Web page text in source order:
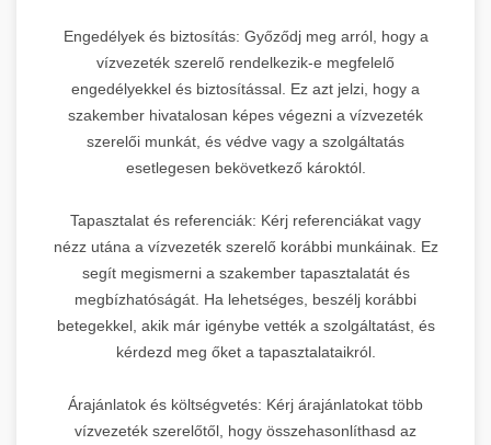
Engedélyek és biztosítás: Győződj meg arról, hogy a
vízvezeték szerelő rendelkezik-e megfelelő
engedélyekkel és biztosítással. Ez azt jelzi, hogy a
szakember hivatalosan képes végezni a vízvezeték
szerelői munkát, és védve vagy a szolgáltatás
esetlegesen bekövetkező károktól.
Tapasztalat és referenciák: Kérj referenciákat vagy
nézz utána a vízvezeték szerelő korábbi munkáinak. Ez
segít megismerni a szakember tapasztalatát és
megbízhatóságát. Ha lehetséges, beszélj korábbi
betegekkel, akik már igénybe vették a szolgáltatást, és
kérdezd meg őket a tapasztalataikról.
Árajánlatok és költségvetés: Kérj árajánlatokat több
vízvezeték szerelőtől, hogy összehasonlíthasd az